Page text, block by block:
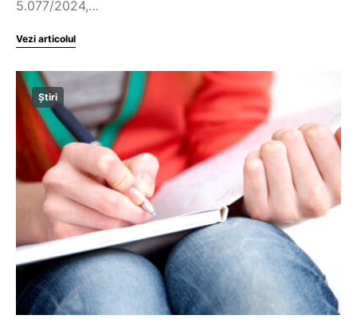
5.077/2024,…
Vezi articolul
Știri